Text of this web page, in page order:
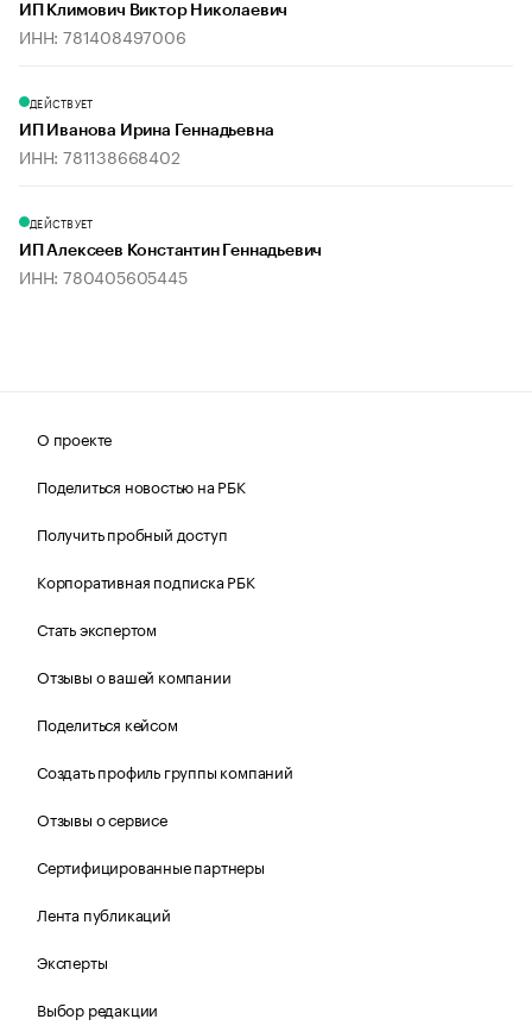
ИП Климович Виктор Николаевич
ИНН: 781408497006
ДЕЙСТВУЕТ
ИП Иванова Ирина Геннадьевна
ИНН: 781138668402
ДЕЙСТВУЕТ
ИП Алексеев Константин Геннадьевич
ИНН: 780405605445
О проекте
Поделиться новостью на РБК
Получить пробный доступ
Корпоративная подписка РБК
Стать экспертом
Отзывы о вашей компании
Поделиться кейсом
Создать профиль группы компаний
Отзывы о сервисе
Сертифицированные партнеры
Лента публикаций
Эксперты
Выбор редакции